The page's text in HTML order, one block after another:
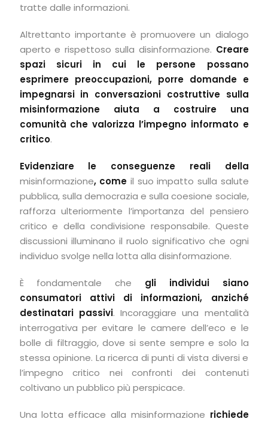
tratte dalle informazioni.
Altrettanto importante è promuovere un dialogo
aperto e rispettoso sulla disinformazione. Creare
spazi sicuri in cui le persone possano
esprimere preoccupazioni, porre domande e
impegnarsi in conversazioni costruttive sulla
misinformazione aiuta a costruire una
comunità che valorizza l’impegno informato e
critico.
Evidenziare le conseguenze reali della
misinformazione, come il suo impatto sulla salute
pubblica, sulla democrazia e sulla coesione sociale,
rafforza ulteriormente l’importanza del pensiero
critico e della condivisione responsabile. Queste
discussioni illuminano il ruolo significativo che ogni
individuo svolge nella lotta alla disinformazione.
È fondamentale che gli individui siano
consumatori attivi di informazioni, anziché
destinatari passivi. Incoraggiare una mentalità
interrogativa per evitare le camere dell’eco e le
bolle di filtraggio, dove si sente sempre e solo la
stessa opinione. La ricerca di punti di vista diversi e
l’impegno critico nei confronti dei contenuti
coltivano un pubblico più perspicace.
Una lotta efficace alla misinformazione richiede